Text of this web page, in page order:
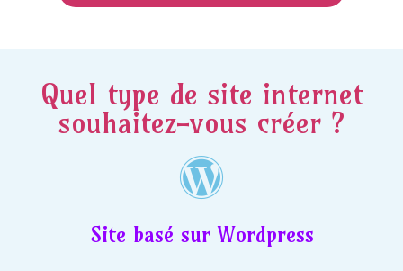
Quel type de site internet
souhaitez-vous créer ?
Site basé sur Wordpress